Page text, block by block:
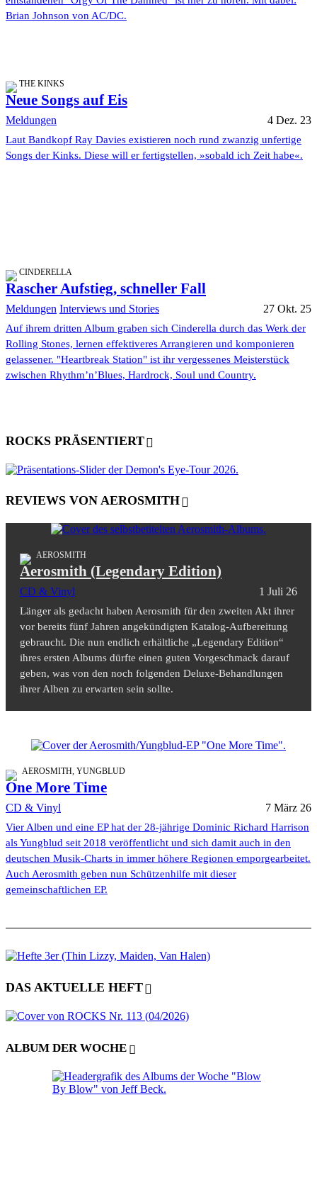
Brian Johnson von AC/DC.
THE KINKS
Neue Songs auf Eis
Meldungen 4 Dez. 23
Laut Bandkopf Ray Davies existieren noch rund zwanzig unfertige
Songs der Kinks. Diese will er fertigstellen, »sobald ich Zeit habe«.
CINDERELLA
Rascher Aufstieg, schneller Fall
Meldungen Interviews und Stories 27 Okt. 25
Auf ihrem dritten Album graben sich Cinderella durch das Werk der
Rolling Stones, lernen effektiveres Arrangieren und komponieren
gelassener. "Heartbreak Station" ist ihr vergessenes Meisterstück
zwischen Rhythm’n’Blues, Hardrock, Soul und Country.
ROCKS PRÄSENTIERT
REVIEWS VON AEROSMITH
AEROSMITH
Aerosmith (Legendary Edition)
CD & Vinyl 1 Juli 26
Länger als gedacht haben Aerosmith für den zweiten Akt ihrer
vor bereits fünf Jahren angekündigten Katalog-Aufbereitung
gebraucht. Die nun endlich erhältliche „Legendary Edition“
ihres ersten Albums dürfte einen guten Vorgeschmack darauf
geben, was von den noch folgenden Deluxe-Behandlungen
ihrer Alben zu erwarten sein sollte.
AEROSMITH, YUNGBLUD
One More Time
CD & Vinyl 7 März 26
Vier Alben und eine EP hat der 28-jährige Dominic Richard Harrison
als Yungblud seit 2018 veröffentlicht und sich damit auch in den
deutschen Musik-Charts in immer höhere Regionen emporgearbeitet.
Auch Aerosmith geben nun Schützenhilfe mit dieser
gemeinschaftlichen EP.
DAS AKTUELLE HEFT
ALBUM DER WOCHE